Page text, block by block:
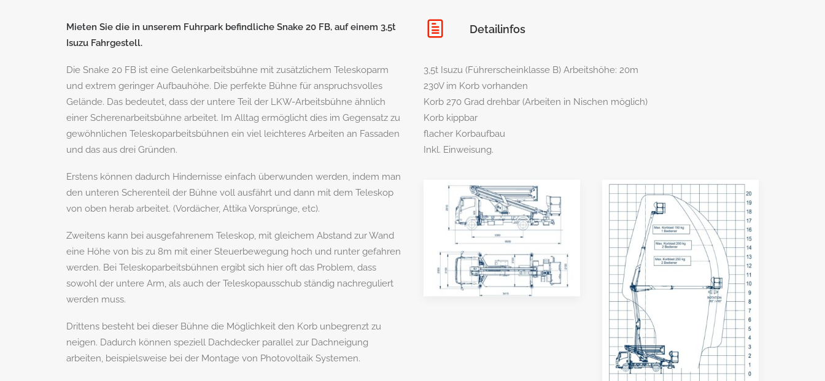
Mieten Sie die in unserem Fuhrpark befindliche Snake 20 FB, auf einem 3,5t
Isuzu Fahrgestell.
Die Snake 20 FB ist eine Gelenkarbeitsbühne mit zusätzlichem Teleskoparm
und extrem geringer Aufbauhöhe. Die perfekte Bühne für anspruchsvolles
Gelände. Das bedeutet, dass der untere Teil der LKW-Arbeitsbühne ähnlich
einer Scherenarbeitsbühne arbeitet. Im Alltag ermöglicht dies im Gegensatz zu
gewöhnlichen Teleskoparbeitsbühnen ein viel leichteres Arbeiten an Fassaden
und das aus drei Gründen.
Erstens können dadurch Hindernisse einfach überwunden werden, indem man
den unteren Scherenteil der Bühne voll ausfährt und dann mit dem Teleskop
von oben herab arbeitet. (Vordächer, Attika Vorsprünge, etc).
Zweitens kann bei ausgefahrenem Teleskop, mit gleichem Abstand zur Wand
eine Höhe von bis zu 8m mit einer Steuerbewegung hoch und runter gefahren
werden. Bei Teleskoparbeitsbühnen ergibt sich hier oft das Problem, dass
sowohl der untere Arm, als auch der Teleskopausschub ständig nachreguliert
werden muss.
Drittens besteht bei dieser Bühne die Möglichkeit den Korb unbegrenzt zu
neigen. Dadurch können speziell Dachdecker parallel zur Dachneigung
arbeiten, beispielsweise bei der Montage von Photovoltaik Systemen.
Detailinfos
3,5t Isuzu (Führerscheinklasse B) Arbeitshöhe: 20m
230V im Korb vorhanden
Korb 270 Grad drehbar (Arbeiten in Nischen möglich)
Korb kippbar
flacher Korbaufbau
Inkl. Einweisung.